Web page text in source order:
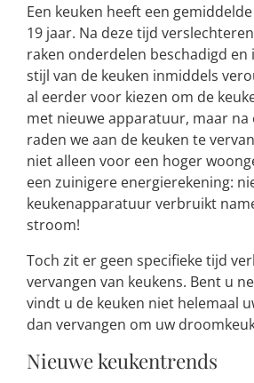
Een keuken heeft een
19 jaar. Na deze tijd
raken onderdelen beschadigd en
stijl van de keuken inmiddels
al eerder voor kiezen om de
met nieuwe apparatuur, maar na
raden we aan de keuken te
niet alleen voor een hoger
een zuinigere energierekening:
keukenapparatuur verbruikt
stroom!
Toch zit er geen specifieke tijd
vervangen van keukens. Bent u
vindt u de keuken niet helemaal
dan vervangen om uw
Nieuwe keukentrends